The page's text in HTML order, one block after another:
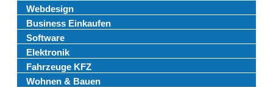
Webdesign
Business Einkaufen
Software
Elektronik
Fahrzeuge KFZ
Wohnen & Bauen